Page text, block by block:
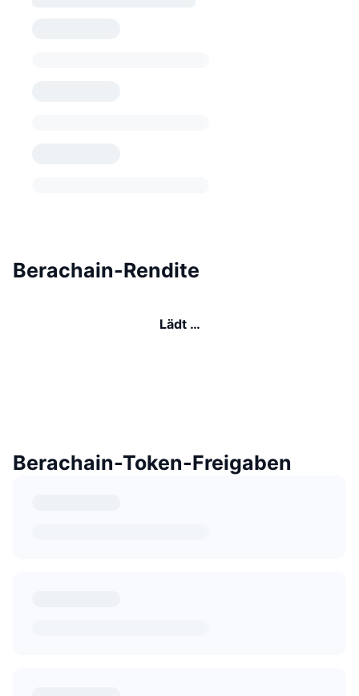
Berachain-Rendite
Lädt …
Berachain-Token-Freigaben